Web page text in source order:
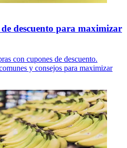
descuento para maximizar
con cupones de descuento.
y consejos para maximizar